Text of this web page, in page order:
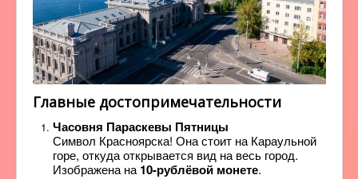
Главные достопримечательности
Часовня Параскевы Пятницы
Символ Красноярска! Она стоит на Караульной
горе, откуда открывается вид на весь город.
Изображена на 10-рублёвой монете.